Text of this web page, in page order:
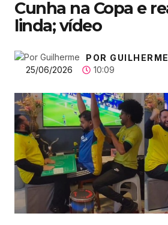
Cunha na Copa e
linda; vídeo
POR GUILHERME
25/06/2026
10:09